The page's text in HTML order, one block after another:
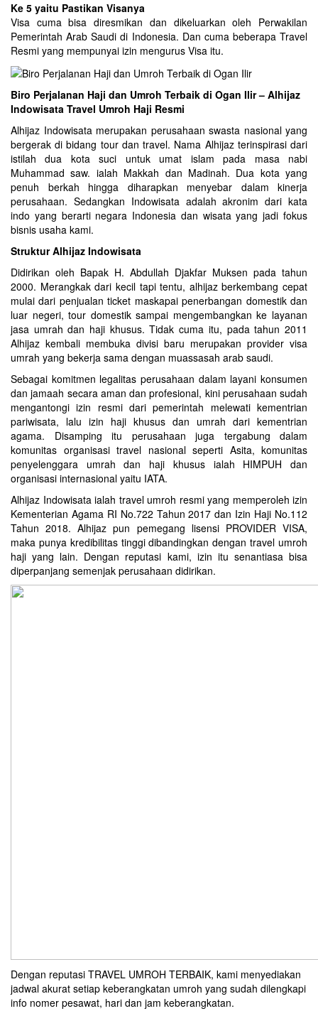
Ke 5 yaitu Pastikan Visanya
Visa cuma bisa diresmikan dan dikeluarkan oleh Perwakilan
Pemerintah Arab Saudi di Indonesia. Dan cuma beberapa Travel
Resmi yang mempunyai izin mengurus Visa itu.
Biro Perjalanan Haji dan Umroh Terbaik di Ogan Ilir – Alhijaz
Indowisata Travel Umroh Haji Resmi
Alhijaz Indowisata merupakan perusahaan swasta nasional yang
bergerak di bidang tour dan travel. Nama Alhijaz terinspirasi dari
istilah dua kota suci untuk umat islam pada masa nabi
Muhammad saw. ialah Makkah dan Madinah. Dua kota yang
penuh berkah hingga diharapkan menyebar dalam kinerja
perusahaan. Sedangkan Indowisata adalah akronim dari kata
indo yang berarti negara Indonesia dan wisata yang jadi fokus
bisnis usaha kami.
Struktur Alhijaz Indowisata
Didirikan oleh Bapak H. Abdullah Djakfar Muksen pada tahun
2000. Merangkak dari kecil tapi tentu, alhijaz berkembang cepat
mulai dari penjualan ticket maskapai penerbangan domestik dan
luar negeri, tour domestik sampai mengembangkan ke layanan
jasa umrah dan haji khusus. Tidak cuma itu, pada tahun 2011
Alhijaz kembali membuka divisi baru merupakan provider visa
umrah yang bekerja sama dengan muassasah arab saudi.
Sebagai komitmen legalitas perusahaan dalam layani konsumen
dan jamaah secara aman dan profesional, kini perusahaan sudah
mengantongi izin resmi dari pemerintah melewati kementrian
pariwisata, lalu izin haji khusus dan umrah dari kementrian
agama. Disamping itu perusahaan juga tergabung dalam
komunitas organisasi travel nasional seperti Asita, komunitas
penyelenggara umrah dan haji khusus ialah HIMPUH dan
organisasi internasional yaitu IATA.
Alhijaz Indowisataialah travel umroh resmi yang memperoleh izin
Kementerian Agama RI No.722 Tahun 2017 dan Izin Haji No.112
Tahun 2018. Alhijaz pun pemegang lisensi PROVIDER VISA,
maka punya kredibilitas tinggi dibandingkan dengan travel umroh
haji yang lain. Dengan reputasi kami, izin itu senantiasa bisa
diperpanjang semenjak perusahaan didirikan.
Dengan reputasi TRAVEL UMROH TERBAIK, kami menyediakan
jadwal akurat setiap keberangkatan umroh yang sudah dilengkapi
info nomer pesawat, hari dan jam keberangkatan.